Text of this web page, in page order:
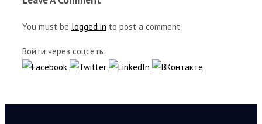
You must be logged in to post a comment.
Войти через соцсеть: